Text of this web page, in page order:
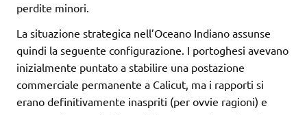
perdite minori.
La situazione strategica nell’Oceano Indiano assunse
quindi la seguente configurazione. I portoghesi avevano
inizialmente puntato a stabilire una postazione
commerciale permanente a Calicut, ma i rapporti si
erano definitivamente inaspriti (per ovvie ragioni) e